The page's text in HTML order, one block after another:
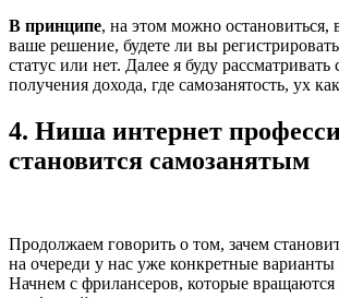
В принципе, на этом можно остановиться,
ваше решение, будете ли вы
статус или нет. Далее я буду рассматривать
получения дохода, где самозанятость, ух
4. Ниша интернет
становится самозанятым
Продолжаем говорить о том, зачем
на очереди у нас уже конкретные варианты
Начнем с фрилансеров, которые